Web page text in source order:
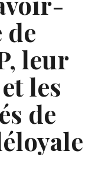
de
leur
les
de